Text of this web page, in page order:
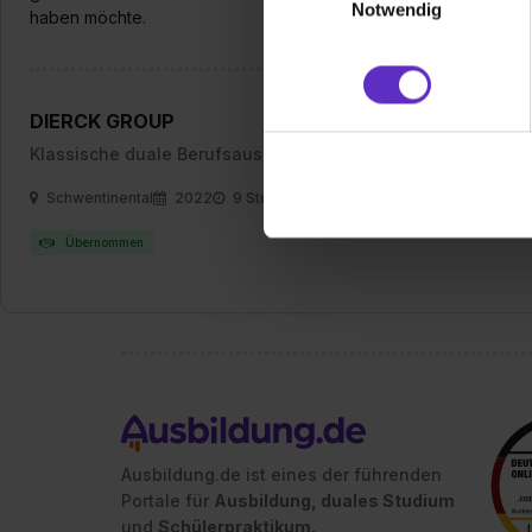
(„Statistiken“), um
und Analysen
Partner führen diese
zu. . In diesem Fall sowie
einverstanden, dass dir
„Datenschutz-
„Details zeigen“. Weitere
Notwendig
haben möchte.
DIERCK GROUP
Klassische duale Berufsausbildung
Schwentinental 2022 9 Std. pro Tag
Übernommen
Ausbildung.de ist eines der führenden
Portale für Ausbildung, duales Studium
und Schülerpraktikum.